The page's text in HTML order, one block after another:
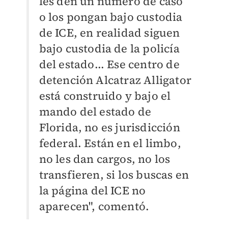
o los pongan bajo custodia
de ICE, en realidad siguen
bajo custodia de la policía
del estado... Ese centro de
detención Alcatraz Alligator
está construido y bajo el
mando del estado de
Florida, no es jurisdicción
federal. Están en el limbo,
no les dan cargos, no los
transfieren, si los buscas en
la página del ICE no
aparecen", comentó.